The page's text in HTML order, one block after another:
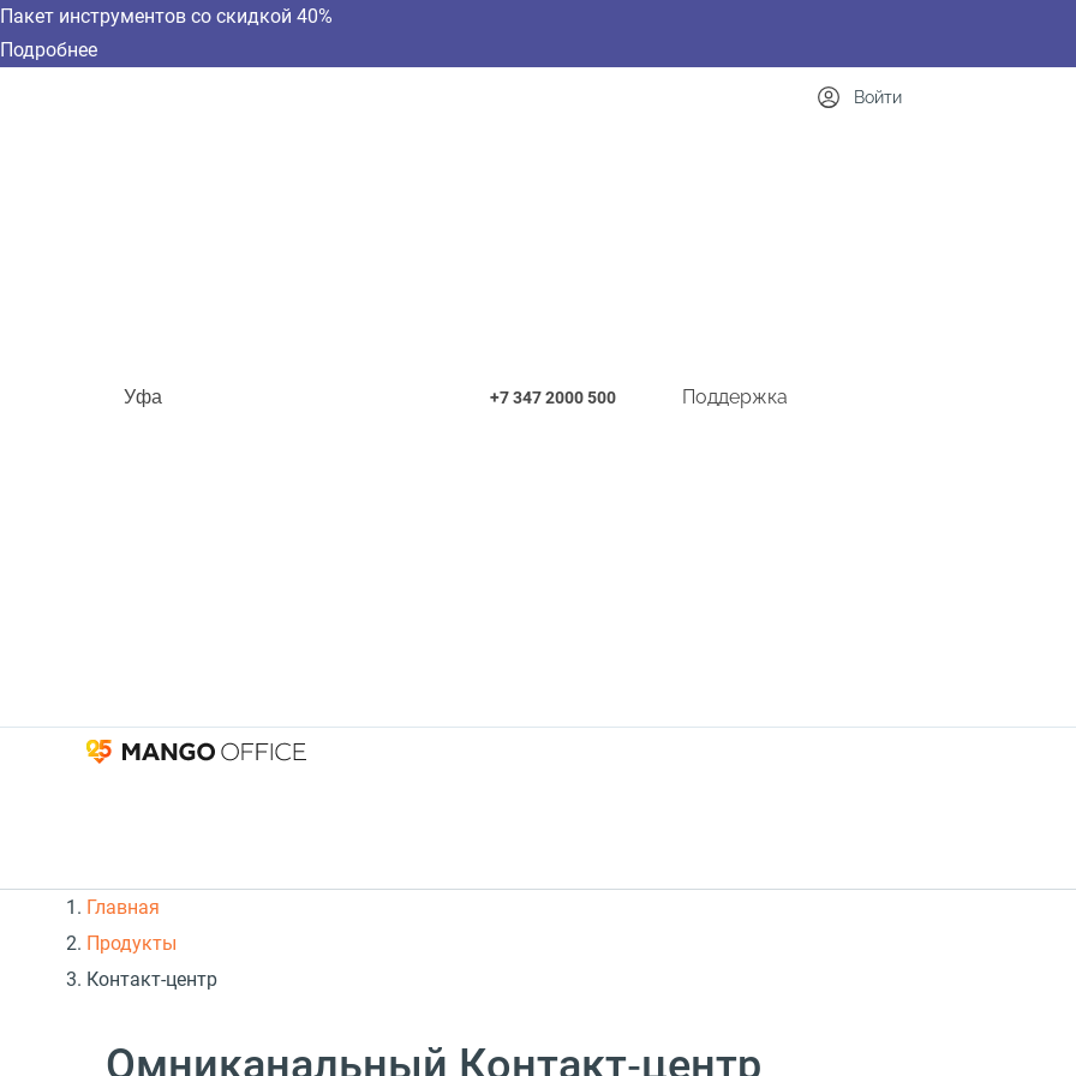
Пакет инструментов со скидкой 40%
Подробнее
Уфа +7 347 2000 500 Поддержка
Войти
Главная
Продукты
Контакт-центр
Омниканальный Контакт‑центр